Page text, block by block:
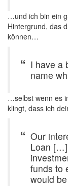
…und ich bin ein
Hintergrund, das
können…
I have a
name
…selbst wenn es
klingt, dass ich
Our
Loan […]
funds to
would